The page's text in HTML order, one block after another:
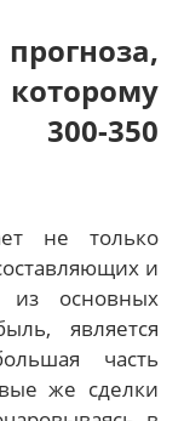
350
не только
и
из основных
является
часть
же сделки